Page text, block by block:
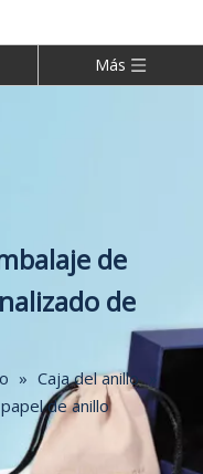
Más
de
de
» Caja del anillo
de anillo